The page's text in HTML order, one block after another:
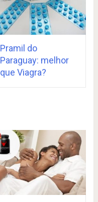
Pramil do
Paraguay: melhor
que Viagra?